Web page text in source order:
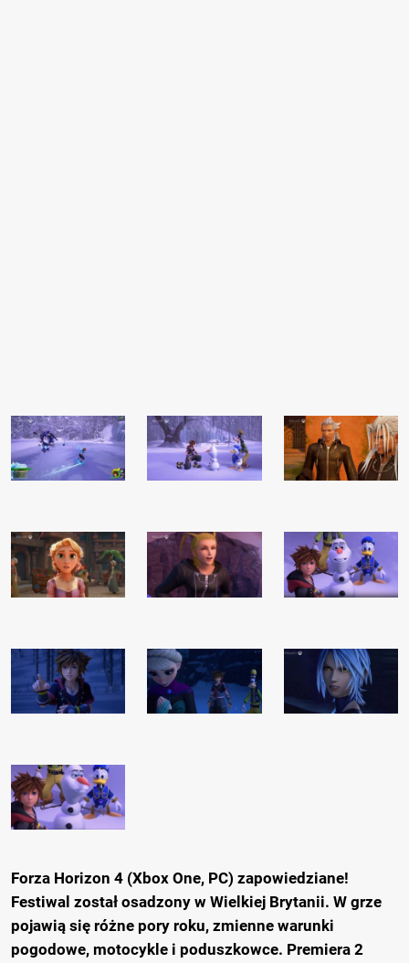
Forza Horizon 4 (Xbox One, PC) zapowiedziane!
Festiwal został osadzony w Wielkiej Brytanii. W grze
pojawią się różne pory roku, zmienne warunki
pogodowe, motocykle i poduszkowce. Premiera 2